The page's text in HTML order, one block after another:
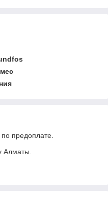
предоплате.
Алматы.